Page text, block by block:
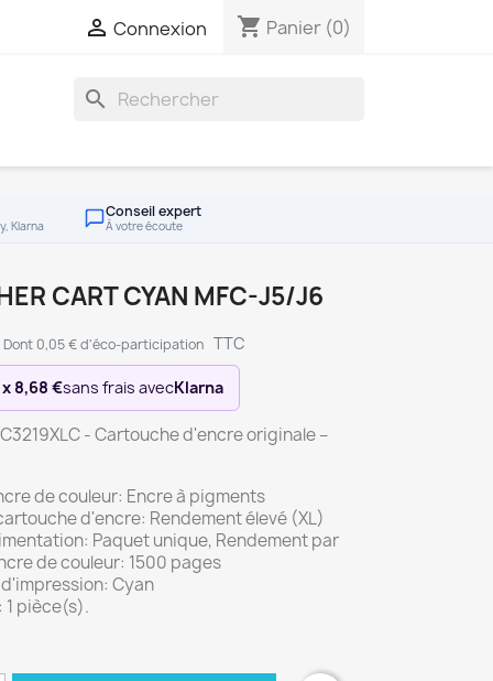
 Connexion shopping_cart Panier (0)
search
Klarna
Conseil expert
À votre écoute
CART CYAN MFC-J5/J6
Dont 0,05 € d'éco-participation TTC
x 8,68 €sans frais avecKlarna
- Cartouche d'encre originale –
de couleur: Encre à pigments
d'encre: Rendement élevé (XL)
Paquet unique, Rendement par
de couleur: 1500 pages
Cyan
pièce(s).